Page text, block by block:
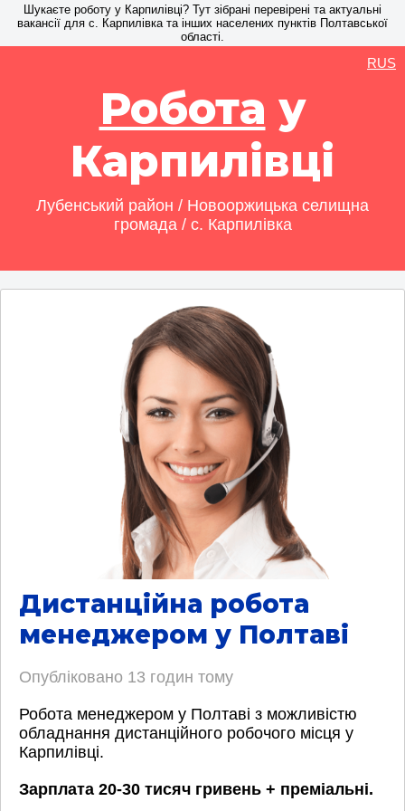
Шукаєте роботу у Карпилівці? Тут зібрані перевірені та актуальні
вакансії для с. Карпилівка та інших населених пунктів Полтавської
області.
Робота у
Карпилівці
Лубенський район / Новооржицька селищна
громада / с. Карпилівка
RUS
Дистанційна робота
менеджером у Полтаві
Опубліковано 13 годин тому
Робота менеджером у Полтаві з можливістю
обладнання дистанційного робочого місця у
Карпилівці.
Зарплата 20-30 тисяч гривень + преміальні.